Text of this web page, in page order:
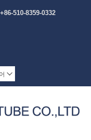
+86-510-8359-0332
